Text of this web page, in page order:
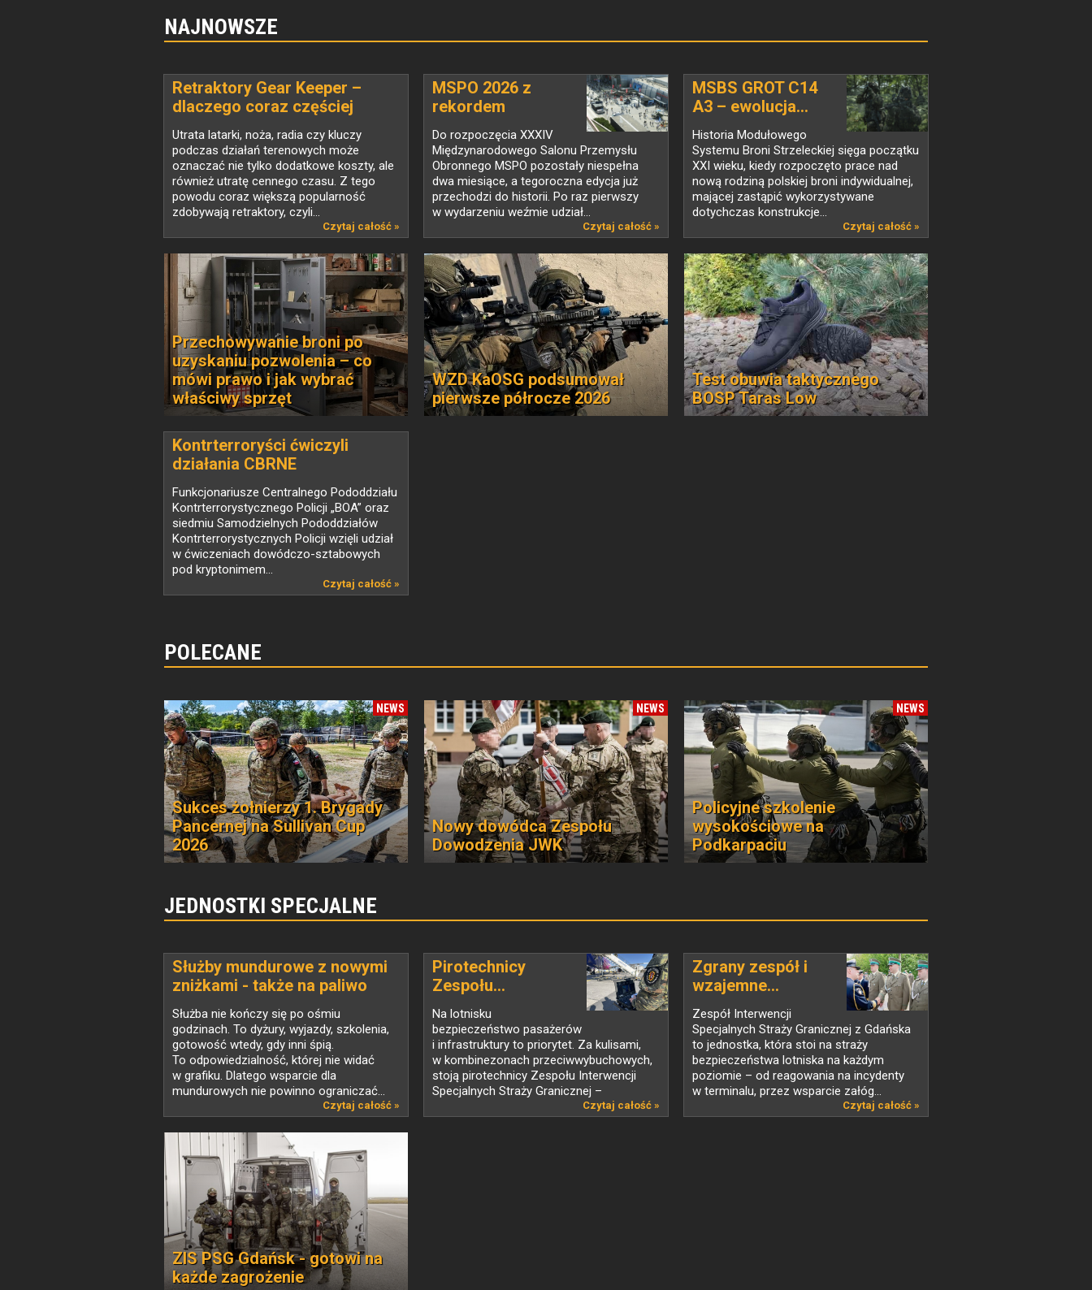
NAJNOWSZE
Retraktory Gear Keeper –
dlaczego coraz częściej
zastępują klasyczne smycze
taktyczne?
Utrata latarki, noża, radia czy kluczy
podczas działań terenowych może
oznaczać nie tylko dodatkowe koszty, ale
również utratę cennego czasu. Z tego
powodu coraz większą popularność
zdobywają retraktory, czyli...
Czytaj całość »
MSPO 2026 z
rekordem
jeszcze...
Do rozpoczęcia XXXIV
Międzynarodowego Salonu Przemysłu
Obronnego MSPO pozostały niespełna
dwa miesiące, a tegoroczna edycja już
przechodzi do historii. Po raz pierwszy
w wydarzeniu weźmie udział...
Czytaj całość »
MSBS GROT C14
A3 – ewolucja...
Historia Modułowego
Systemu Broni Strzeleckiej sięga początku
XXI wieku, kiedy rozpoczęto prace nad
nową rodziną polskiej broni indywidualnej,
mającej zastąpić wykorzystywane
dotychczas konstrukcje...
Czytaj całość »
Przechowywanie broni po
uzyskaniu pozwolenia – co
mówi prawo i jak wybrać
właściwy sprzęt
WZD KaOSG podsumował
pierwsze półrocze 2026
Test obuwia taktycznego
BOSP Taras Low
Kontrterroryści ćwiczyli
działania CBRNE
Funkcjonariusze Centralnego Pododdziału
Kontrterrorystycznego Policji „BOA” oraz
siedmiu Samodzielnych Pododdziałów
Kontrterrorystycznych Policji wzięli udział
w ćwiczeniach dowódczo-sztabowych
pod kryptonimem...
Czytaj całość »
POLECANE
NEWS
Sukces żołnierzy 1. Brygady
Pancernej na Sullivan Cup
2026
NEWS
Nowy dowódca Zespołu
Dowodzenia JWK
NEWS
Policyjne szkolenie
wysokościowe na
Podkarpaciu
JEDNOSTKI SPECJALNE
Służby mundurowe z nowymi
zniżkami - także na paliwo
Służba nie kończy się po ośmiu
godzinach. To dyżury, wyjazdy, szkolenia,
gotowość wtedy, gdy inni śpią.
To odpowiedzialność, której nie widać
w grafiku. Dlatego wsparcie dla
mundurowych nie powinno ograniczać...
Czytaj całość »
Pirotechnicy
Zespołu...
Na lotnisku
bezpieczeństwo pasażerów
i infrastruktury to priorytet. Za kulisami,
w kombinezonach przeciwwybuchowych,
stoją pirotechnicy Zespołu Interwencji
Specjalnych Straży Granicznej –
Czytaj całość »
Zgrany zespół i
wzajemne...
Zespół Interwencji
Specjalnych Straży Granicznej z Gdańska
to jednostka, która stoi na straży
bezpieczeństwa lotniska na każdym
poziomie – od reagowania na incydenty
w terminalu, przez wsparcie załóg...
Czytaj całość »
ZIS PSG Gdańsk - gotowi na
każde zagrożenie